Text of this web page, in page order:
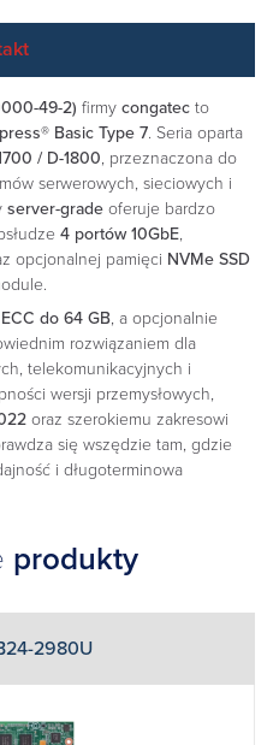
49-2) firmy congatec to
Basic Type 7. Seria oparta
/ D-1800, przeznaczona do
serwerowych, sieciowych i
server-grade oferuje bardzo
4 portów 10GbE,
opcjonalnej pamięci NVMe SSD
do 64 GB, a opcjonalnie
rozwiązaniem dla
telekomunikacyjnych i
wersji przemysłowych,
oraz szerokiemu zakresowi
się wszędzie tam, gdzie
i długoterminowa
produkty
2980U